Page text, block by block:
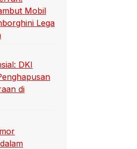
Mobil
Lega
DKI
di